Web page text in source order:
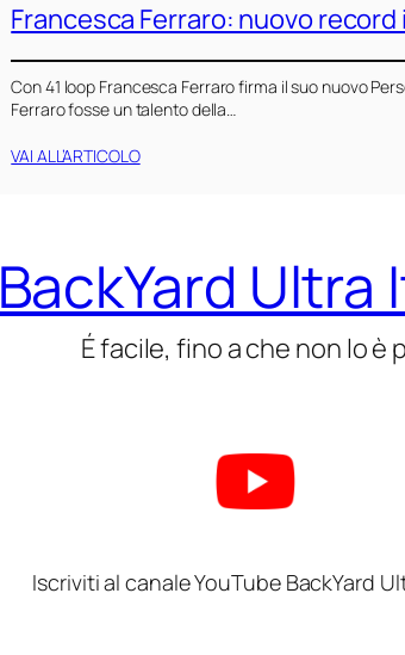
Francesca Ferraro: nuovo record
Con 41 loop Francesca Ferraro firma il suo nuovo
Ferraro fosse un talento della…
VAI ALL’ARTICOLO
BackYard Ultra
É facile, fino a che non lo è
Iscriviti al canale YouTube BackYard